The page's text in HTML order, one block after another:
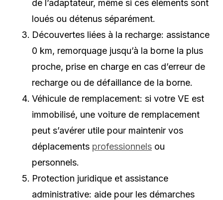
de l’adaptateur, même si ces éléments sont
loués ou détenus séparément.
Découvertes liées à la recharge: assistance
0 km, remorquage jusqu’à la borne la plus
proche, prise en charge en cas d’erreur de
recharge ou de défaillance de la borne.
Véhicule de remplacement: si votre VE est
immobilisé, une voiture de remplacement
peut s’avérer utile pour maintenir vos
déplacements professionnels ou
personnels.
Protection juridique et assistance
administrative: aide pour les démarches